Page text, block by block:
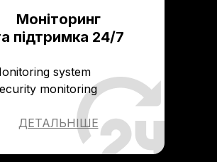
Моніторинг
підтримка 24/7
system
monitoring
ДЕТАЛЬНІШЕ